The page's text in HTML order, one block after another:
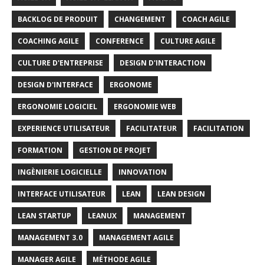
BACKLOG DE PRODUIT CHANGEMENT COACH AGILE
COACHING AGILE CONFERENCE CULTURE AGILE
CULTURE D'ENTREPRISE DESIGN D'INTERACTION
DESIGN D'INTERFACE ERGONOME
ERGONOMIE LOGICIEL ERGONOMIE WEB
EXPERIENCE UTILISATEUR FACILITATEUR FACILITATION
FORMATION GESTION DE PROJET
INGÈNIERIE LOGICIELLE INNOVATION
INTERFACE UTILISATEUR LEAN LEAN DESIGN
LEAN STARTUP LEANUX MANAGEMENT
MANAGEMENT 3.0 MANAGEMENT AGILE
MANAGER AGILE MÉTHODE AGILE